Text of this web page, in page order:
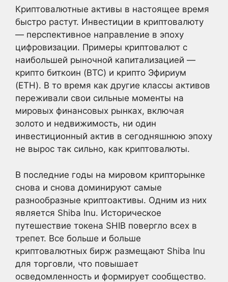
Криптовалютные активы в настоящее время
быстро растут. Инвестиции в криптовалюту
— перспективное направление в эпоху
цифровизации. Примеры криптовалют с
наибольшей рыночной капитализацией —
крипто биткоин (BTC) и крипто Эфириум
(ETH). В то время как другие классы активов
переживали свои сильные моменты на
мировых финансовых рынках, включая
золото и недвижимость, ни один
инвестиционный актив в сегодняшнюю эпоху
не вырос так сильно, как криптовалюты.
В последние годы на мировом крипторынке
снова и снова доминируют самые
разнообразные криптоактивы. Одним из них
является Shiba Inu. Историческое
путешествие токена SHIB повергло всех в
трепет. Все больше и больше
криптовалютных бирж размещают Shiba Inu
для торговли, что повышает
осведомленность и формирует сообщество.